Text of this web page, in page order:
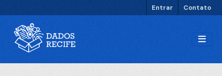
Entrar Contato